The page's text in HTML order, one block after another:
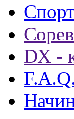
DX -
F.A.Q.